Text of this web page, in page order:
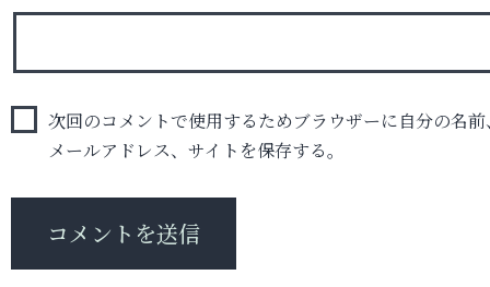
次回のコメントで使用するためブラウザーに自分の名前
メールアドレス、サイトを保存する。